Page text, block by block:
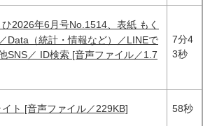
2026年6月号No.1514、表紙 もく
Data（統計・情報など）／LINEで
SNS／ ID検索 [音声ファイル／1.7
7分4
3秒
ト [音声ファイル／229KB] 58秒